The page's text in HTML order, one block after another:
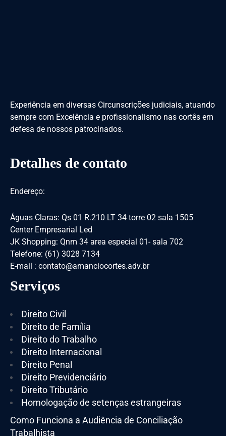
Experiência em diversas Circunscrições judiciais, atuando
sempre com Excelência e profissionalismo nas cortês em
defesa de nossos patrocinados.
Detalhes de contato
Endereço:
Águas Claras: Qs 01 R.210 LT 34 torre 02 sala 1505
Center Empresarial Led
JK Shopping: Qnm 34 area especial 01- sala 702
Telefone: (61) 3028 7134
E-mail : contato@amanciocortes.adv.br
Serviços
Direito Civil
Direito de Família
Direito do Trabalho
Direito Internacional
Direito Penal
Direito Previdenciário
Direito Tributário
Homologação de setenças estrangeiras
Como Funciona a Audiência de Conciliação
Trabalhista